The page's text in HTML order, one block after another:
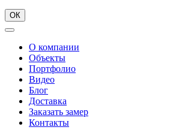
ОК
О компании
Объекты
Портфолио
Видео
Блог
Доставка
Заказать замер
Контакты